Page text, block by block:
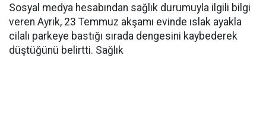
Sosyal medya hesabından sağlık durumuyla ilgili bilgi
veren Ayrık, 23 Temmuz akşamı evinde ıslak ayakla
cilalı parkeye bastığı sırada dengesini kaybederek
düştüğünü belirtti. Sağlık